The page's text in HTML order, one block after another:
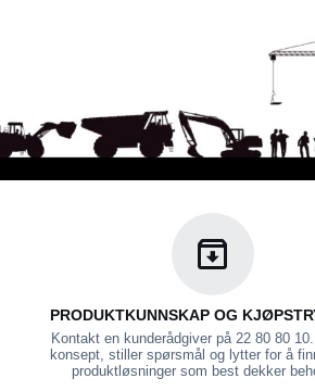
PRODUKTKUNNSKAP OG
Kontakt en kunderådgiver på 22 80 80
konsept, stiller spørsmål og lytter for å
produktløsninger som best dekker